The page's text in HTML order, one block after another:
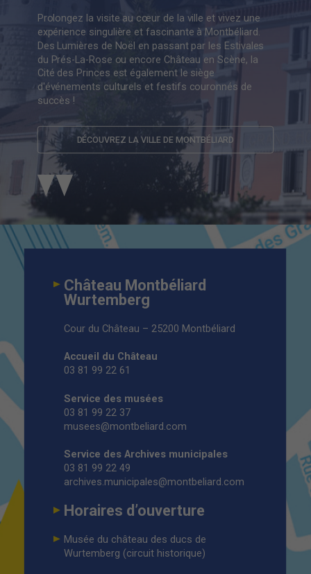
Prolongez la visite au cœur de la ville et vivez une
expérience singulière et fascinante à Montbéliard.
Des Lumières de Noël en passant par les Estivales
du Prés-La-Rose ou encore Château en Scène, la
Cité des Princes est également le siège
d'événements culturels et festifs couronnés de
succès !
DÉCOUVREZ LA VILLE DE MONTBÉLIARD
Château Montbéliard
Wurtemberg
Cour du Château – 25200 Montbéliard
Accueil du Château
03 81 99 22 61
Service des musées
03 81 99 22 37
musees@montbeliard.com
Service des Archives municipales
03 81 99 22 49
archives.municipales@montbeliard.com
Horaires d’ouverture
Musée du château des ducs de
Wurtemberg (circuit historique)